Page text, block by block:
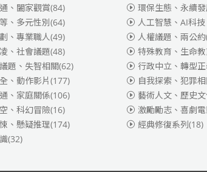
、闔家觀賞(84) 環保生態、永續
、多元性別(64) 人工智慧、AI科
、專業職人(49) 人權議題、兩公約
、社會議題(48) 特殊教育、生命
題、失智相關(62) 行政中立、轉型
、動作影片(177) 自我探索、犯罪
、家庭關係(106) 藝術人文、歷史
、科幻冒險(16) 激勵勵志、喜劇
、懸疑推理(174) 經典修復系列(18)
(32)